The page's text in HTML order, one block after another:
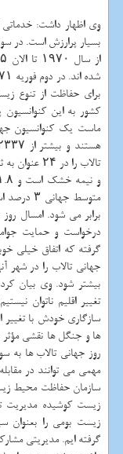
وی اظهار داشت:
بسیار پرارزش است. در
كشور به این كنوانسیون
تالاب را
متوسط
برابر می شود. امسال
درخواست و حمایت
گرفته كه اتفاق خیلی
جهانی تالاب را در شهر
بیشتر شود. وی بیان
تغییر اقلیم ناتوان
سازگاری خودش با تغییر
ها و جنگل ها نقشی مؤثر
روز جهانی تالاب ها به
مهمی می توانند در
سازمان حفاظت محیط
زیست كوشیده مدیریت
زیست بومی را
گرفته ایم. مدیریتی